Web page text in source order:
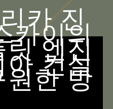
카 진
카이의
엔진
컨설
원한 방